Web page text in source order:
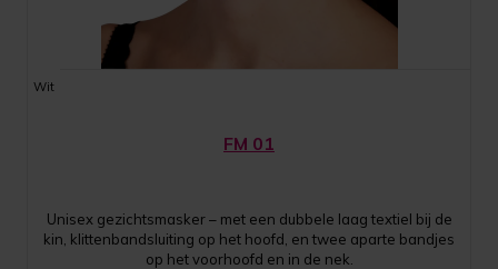
Wit
FM 01
Unisex gezichtsmasker – met een dubbele laag textiel bij de
kin, klittenbandsluiting op het hoofd, en twee aparte bandjes
op het voorhoofd en in de nek.